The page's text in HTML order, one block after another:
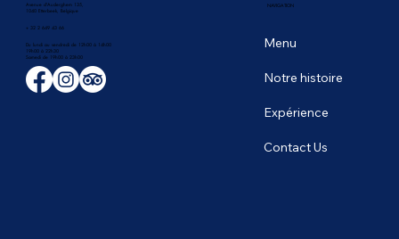
Avenue d'Auderghem 135,
1040 Etterbeek, Belgique
+ 32 2 649 43 66
Du lundi au vendredi de 12h00 à 14h00
19h00 à 22h30
​Samedi de 19h00 à 23h00
Menu
Notre histoire
Expérience
Contact Us
NAVIGATION